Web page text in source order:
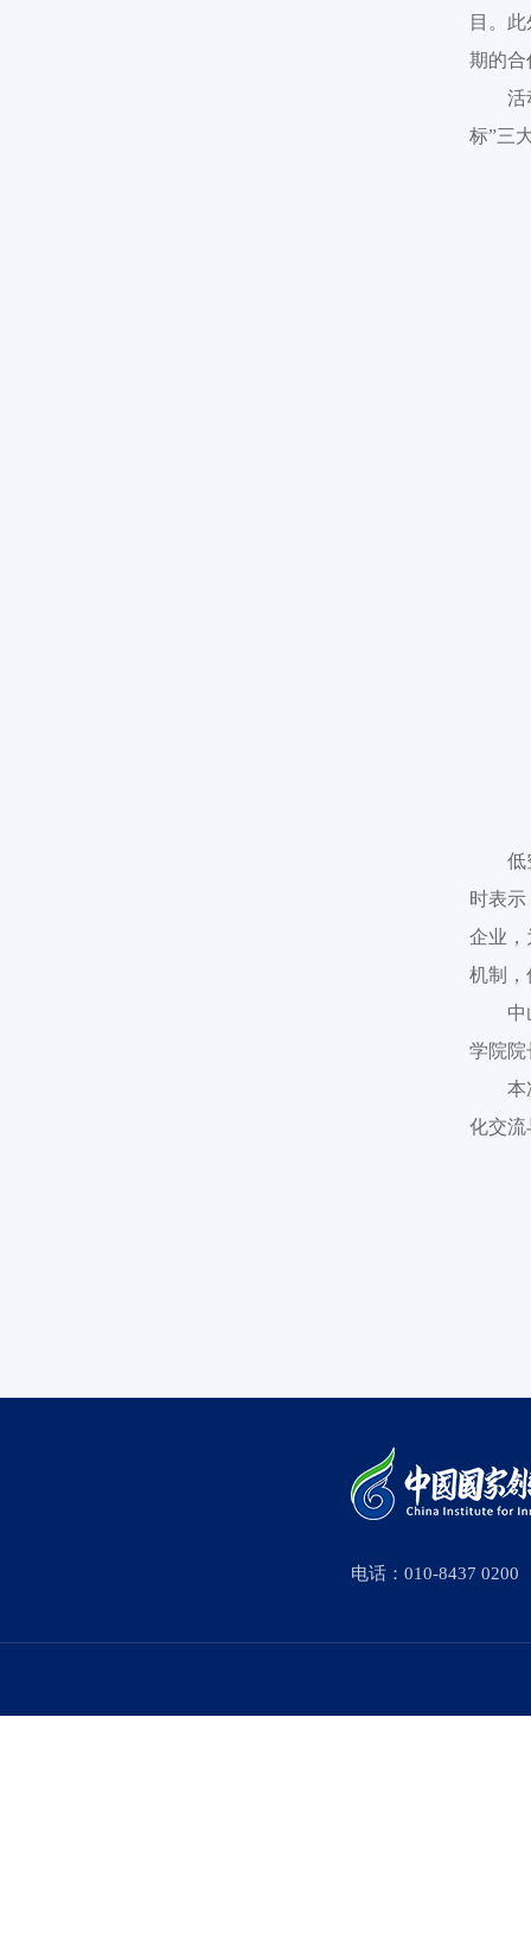
目。
期的合
活
标”三
低
时表
企业，
机制，
中
学院院
本
化交流
电话：010-8437 0200